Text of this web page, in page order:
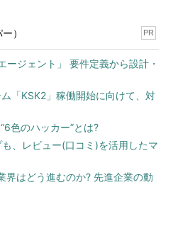
） PR
ージェント」 要件定義から設計・
「KSK2」稼働開始に向けて、対
色のハッカー”とは?
、レビュー(口コミ)を活用したマ
はどう進むのか? 先進企業の動